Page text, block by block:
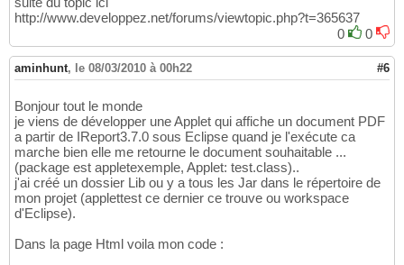
http://www.developpez.net/forums/viewtopic.php?t=365637
0
0
aminhunt, le 08/03/2010 à 00h22 #6
Bonjour tout le monde
je viens de développer une Applet qui affiche un document PDF
a partir de IReport3.7.0 sous Eclipse quand je l'exécute ca
marche bien elle me retourne le document souhaitable ...
(package est appletexemple, Applet: test.class)..
j'ai créé un dossier Lib ou y a tous les Jar dans le répertoire de
mon projet (applettest ce dernier ce trouve ou workspace
d'Eclipse).
Dans la page Html voila mon code :